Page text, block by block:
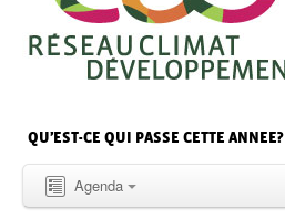
QU’EST-CE QUI PASSE CETTE ANNEE?
Agenda